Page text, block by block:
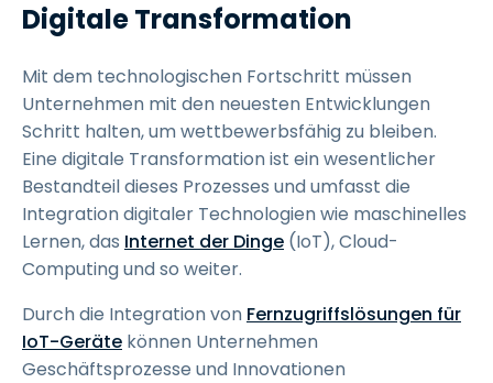
Digitale Transformation
Mit dem technologischen Fortschritt müssen
Unternehmen mit den neuesten Entwicklungen
Schritt halten, um wettbewerbsfähig zu bleiben.
Eine digitale Transformation ist ein wesentlicher
Bestandteil dieses Prozesses und umfasst die
Integration digitaler Technologien wie maschinelles
Lernen, das Internet der Dinge (IoT), Cloud-
Computing und so weiter.
Durch die Integration von Fernzugriffslösungen für
IoT-Geräte können Unternehmen
Geschäftsprozesse und Innovationen